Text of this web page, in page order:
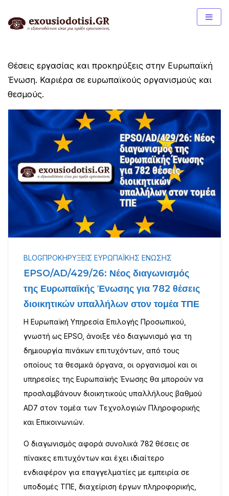
Θέσεις εργασίας και προκηρύξεις στην Ευρωπαϊκή
Ένωση. Καριέρα σε ευρωπαϊκούς οργανισμούς και
θεσμούς.
BLOGΠΡΟΚΗΡΎΞΕΙΣ ΕΥΡΩΠΑΪΚΉΣ ΈΝΩΣΗΣ
EPSO/AD/429/26: Νέος διαγωνισμός
της Ευρωπαϊκής Ένωσης για 782 θέσεις
διοικητικών υπαλλήλων στον τομέα ΤΠΕ
Η Ευρωπαϊκή Υπηρεσία Επιλογής Προσωπικού,
γνωστή ως EPSO, άνοιξε νέο διαγωνισμό για τη
δημιουργία πινάκων επιτυχόντων, από τους
οποίους τα θεσμικά όργανα, οι οργανισμοί και οι
υπηρεσίες της Ευρωπαϊκής Ένωσης θα μπορούν να
προσλαμβάνουν διοικητικούς υπαλλήλους βαθμού
AD7 στον τομέα των Τεχνολογιών Πληροφορικής
και Επικοινωνιών.
Ο διαγωνισμός αφορά συνολικά 782 θέσεις σε
πίνακες επιτυχόντων και έχει ιδιαίτερο
ενδιαφέρον για επαγγελματίες με εμπειρία σε
υποδομές ΤΠΕ, διαχείριση έργων πληροφορικής,